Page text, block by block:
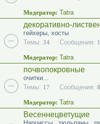
Модератор: Tatra
декоративно-
гейхеры, хосты
Темы: 34 Сообщения:
Модератор: Tatra
почвопокровные
очитки...
Темы: 17 Сообщения:
Модератор: Tatra
Весеннецветущие